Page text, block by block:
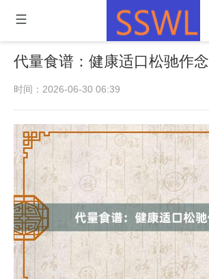
代量食谱：健康适口松驰作念
时间：2026-06-30 06:39